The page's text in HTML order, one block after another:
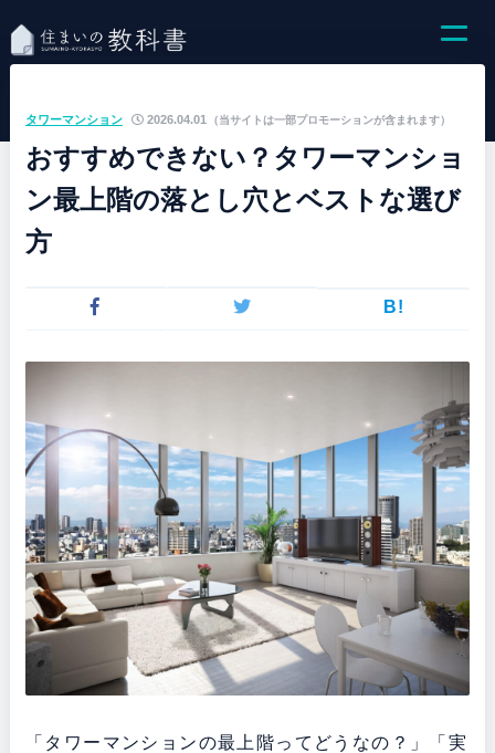
（当サイトは一部プロモーションが含まれます）
タワーマンション 2026.04.01
おすすめできない？タワーマンショ
ン最上階の落とし穴とベストな選び
方
B!
「タワーマンションの最上階ってどうなの？」「実